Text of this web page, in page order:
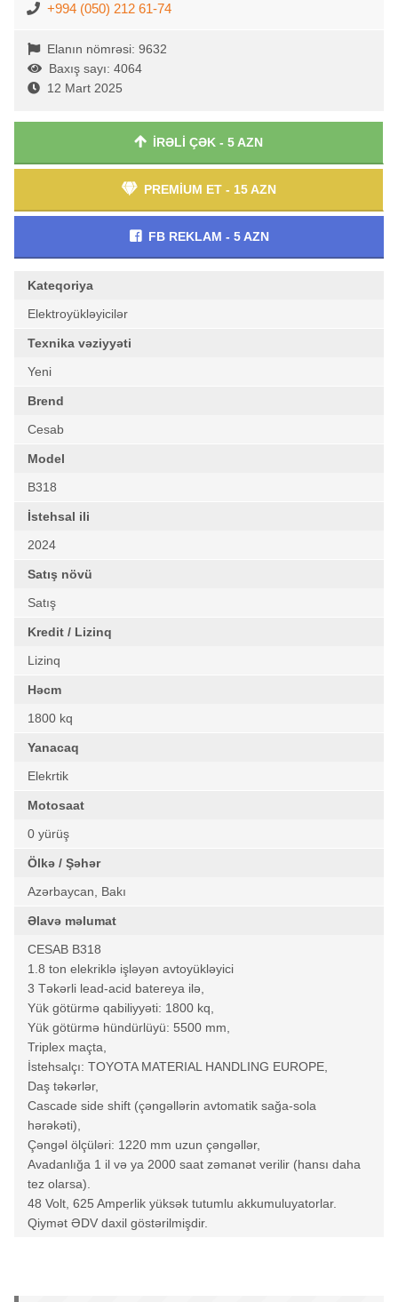
+994 (050) 212 61-74
Elanın nömrəsi: 9632
Baxış sayı: 4064
12 Mart 2025
İRƏLİ ÇƏK - 5 AZN
PREMİUM ET - 15 AZN
FB REKLAM - 5 AZN
Kateqoriya
Elektroyükləyicilər
Texnika vəziyyəti
Yeni
Brend
Cesab
Model
B318
İstehsal ili
2024
Satış növü
Satış
Kredit / Lizinq
Lizinq
Həcm
1800 kq
Yanacaq
Elekrtik
Motosaat
0 yürüş
Ölkə / Şəhər
Azərbaycan, Bakı
Əlavə məlumat
CESAB B318
1.8 ton elekriklə işləyən avtoyükləyici
3 Təkərli lead-acid batereya ilə,
Yük götürmə qabiliyyəti: 1800 kq,
Yük götürmə hündürlüyü: 5500 mm,
Triplex maçta,
İstehsalçı: TOYOTA MATERIAL HANDLING EUROPE,
Daş təkərlər,
Cascade side shift (çəngəllərin avtomatik sağa-sola
hərəkəti),
Çəngəl ölçüləri: 1220 mm uzun çəngəllər,
Avadanlığa 1 il və ya 2000 saat zəmanət verilir (hansı daha
tez olarsa).
48 Volt, 625 Amperlik yüksək tutumlu akkumuluyatorlar.
Qiymət ƏDV daxil göstərilmişdir.